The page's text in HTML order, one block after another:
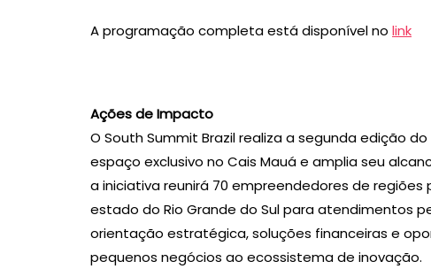
A programação completa está disponível no link
Ações de Impacto
O South Summit Brazil realiza a segunda edição
espaço exclusivo no Cais Mauá e amplia seu
a iniciativa reunirá 70 empreendedores de
estado do Rio Grande do Sul para atendimentos
orientação estratégica, soluções financeiras e
pequenos negócios ao ecossistema de inovação.